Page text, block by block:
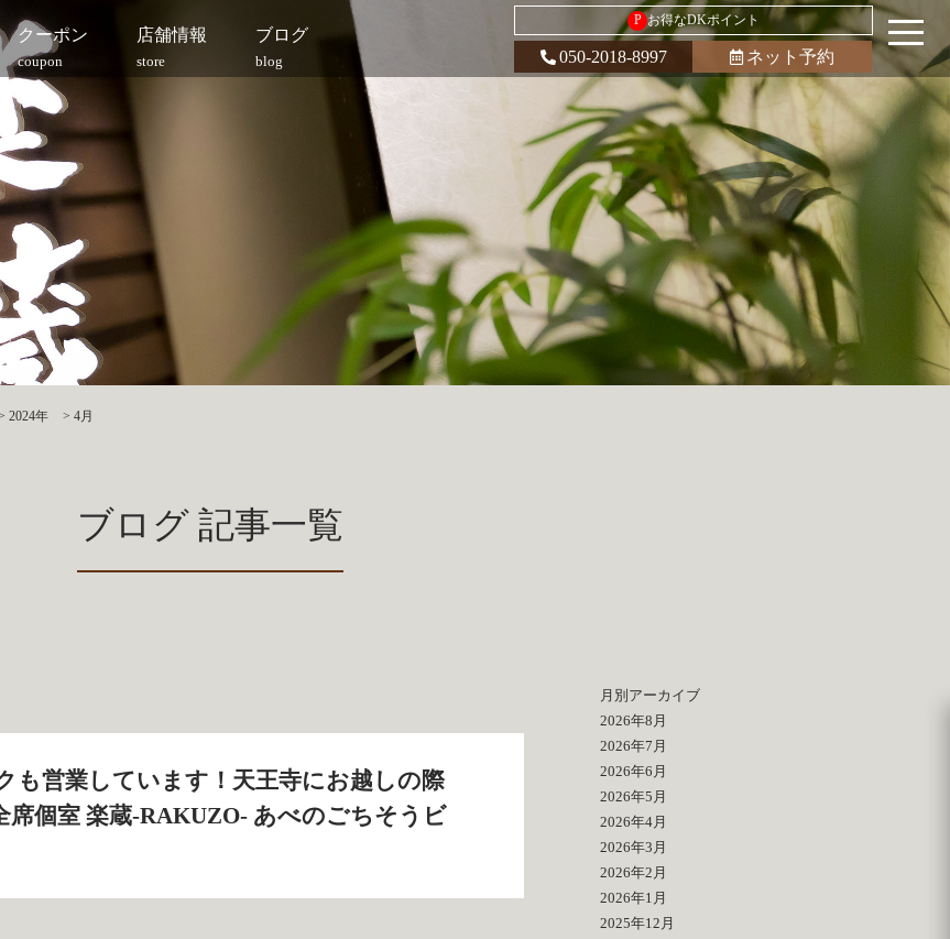
クーポン
coupon
店舗情報
store
ブログ
blog
P お得なDKポイント
050-2018-8997 ネット予約
2024年 > 4月
ブログ 記事一覧
も営業しています！天王寺にお越しの際
個室 楽蔵‐RAKUZO‐ あべのごちそうビ
月別アーカイブ
2026年8月
2026年7月
2026年6月
2026年5月
2026年4月
2026年3月
2026年2月
2026年1月
2025年12月